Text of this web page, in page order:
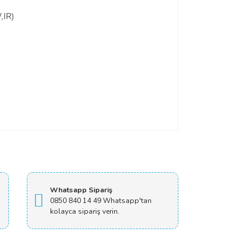
Whatsapp Sipariş
0850 840 14 49 Whatsapp'tan
kolayca sipariş verin.